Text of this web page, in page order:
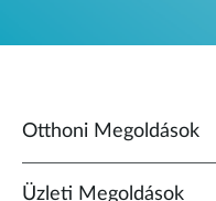
Otthoni Megoldások
Üzleti Megoldások